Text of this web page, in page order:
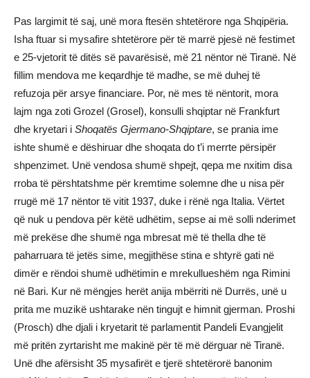
Pas largimit të saj, unë mora ftesën shtetërore nga Shqipëria.
Isha ftuar si mysafire shtetërore për të marrë pjesë në festimet
e 25-vjetorit të ditës së pavarësisë, më 21 nëntor në Tiranë. Në
fillim mendova me keqardhje të madhe, se më duhej të
refuzoja për arsye financiare. Por, në mes të nëntorit, mora
lajm nga zoti Grozel (Grosel), konsulli shqiptar në Frankfurt
dhe kryetari i Shoqatës Gjermano-Shqiptare, se prania ime
ishte shumë e dëshiruar dhe shoqata do t’i merrte përsipër
shpenzimet. Unë vendosa shumë shpejt, qepa me nxitim disa
rroba të përshtatshme për kremtime solemne dhe u nisa për
rrugë më 17 nëntor të vitit 1937, duke i rënë nga Italia. Vërtet
që nuk u pendova për këtë udhëtim, sepse ai më solli nderimet
më prekëse dhe shumë nga mbresat më të thella dhe të
paharruara të jetës sime, megjithëse stina e shtyrë gati në
dimër e rëndoi shumë udhëtimin e mrekullueshëm nga Rimini
në Bari. Kur në mëngjes herët anija mbërriti në Durrës, unë u
prita me muzikë ushtarake nën tingujt e himnit gjerman. Proshi
(Prosch) dhe djali i kryetarit të parlamentit Pandeli Evangjelit
më pritën zyrtarisht me makinë për të më dërguar në Tiranë.
Unë dhe afërsisht 35 mysafirët e tjerë shtetërorë banonim